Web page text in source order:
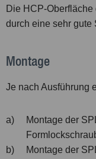
Die HCP-
durch eine sehr
Montage
Je nach Ausführung
a)
Montage der
b)
Montage der